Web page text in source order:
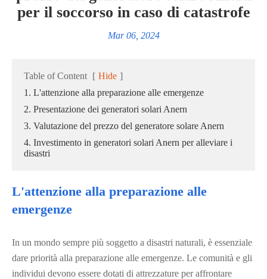
per il soccorso in caso di catastrofe
Mar 06, 2024
Table of Content [ Hide ]
1. L'attenzione alla preparazione alle emergenze
2. Presentazione dei generatori solari Anern
3. Valutazione del prezzo del generatore solare Anern
4. Investimento in generatori solari Anern per alleviare i
disastri
L'attenzione alla preparazione alle
emergenze
In un mondo sempre più soggetto a disastri naturali, è essenziale
dare priorità alla preparazione alle emergenze. Le comunità e gli
individui devono essere dotati di attrezzature per affrontare